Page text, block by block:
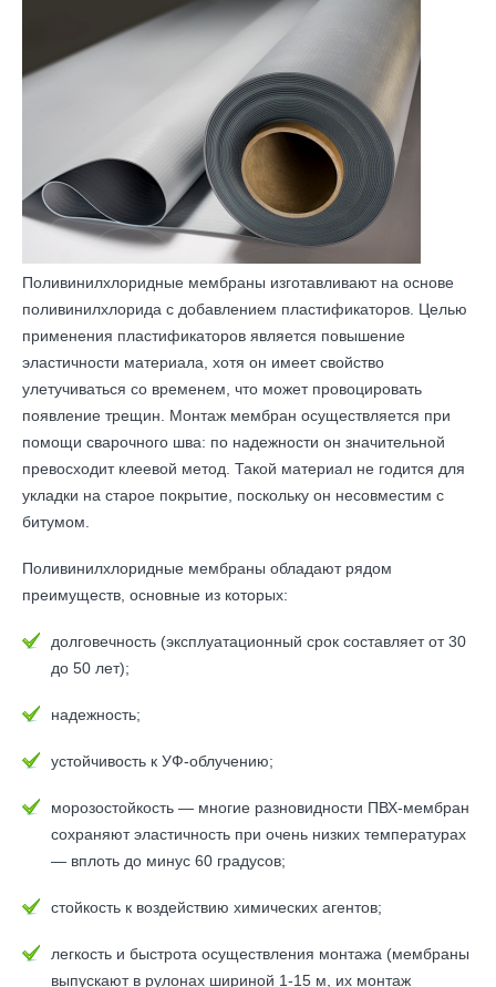
Поливинилхлоридные мембраны изготавливают на основе
поливинилхлорида с добавлением пластификаторов. Целью
применения пластификаторов является повышение
эластичности материала, хотя он имеет свойство
улетучиваться со временем, что может провоцировать
появление трещин. Монтаж мембран осуществляется при
помощи сварочного шва: по надежности он значительной
превосходит клеевой метод. Такой материал не годится для
укладки на старое покрытие, поскольку он несовместим с
битумом.
Поливинилхлоридные мембраны обладают рядом
преимуществ, основные из которых:
долговечность (эксплуатационный срок составляет от 30
до 50 лет);
надежность;
устойчивость к УФ-облучению;
морозостойкость — многие разновидности ПВХ-мембран
сохраняют эластичность при очень низких температурах
— вплоть до минус 60 градусов;
стойкость к воздействию химических агентов;
легкость и быстрота осуществления монтажа (мембраны
выпускают в рулонах шириной 1-15 м, их монтаж